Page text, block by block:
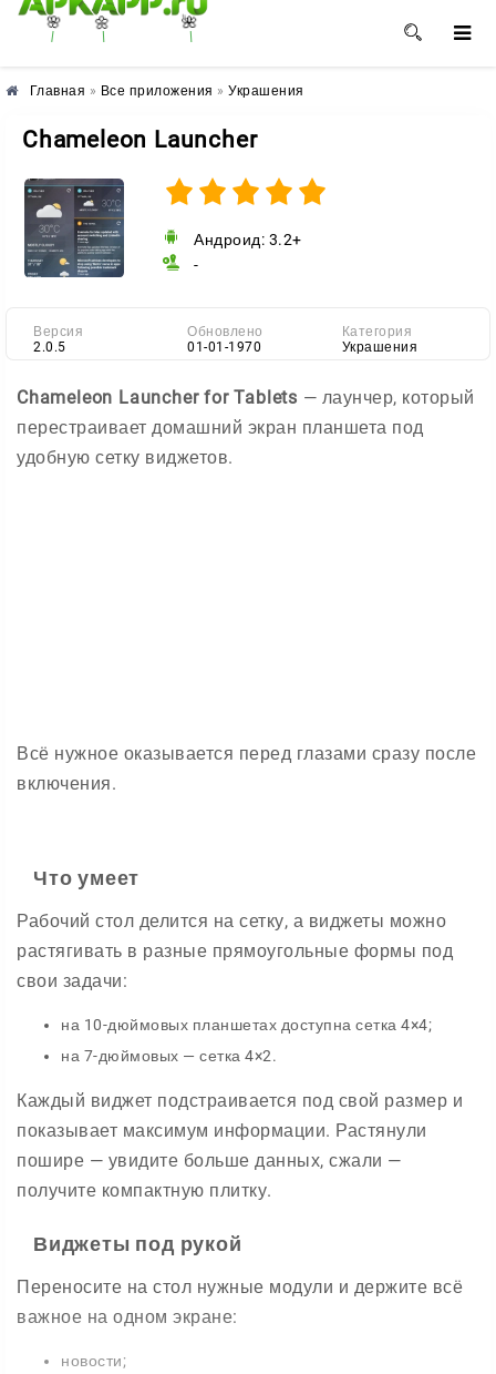
🌸 🌼 🌺
Главная » Все приложения » Украшения
Chameleon Launcher
Андроид: 3.2+
-
Версия
2.0.5
Обновлено
01-01-1970
Категория
Украшения
Chameleon Launcher for Tablets — лаунчер, который
перестраивает домашний экран планшета под
удобную сетку виджетов.
Всё нужное оказывается перед глазами сразу после
включения.
Что умеет
Рабочий стол делится на сетку, а виджеты можно
растягивать в разные прямоугольные формы под
свои задачи:
на 10-дюймовых планшетах доступна сетка 4×4;
на 7-дюймовых — сетка 4×2.
Каждый виджет подстраивается под свой размер и
показывает максимум информации. Растянули
пошире — увидите больше данных, сжали —
получите компактную плитку.
Виджеты под рукой
Переносите на стол нужные модули и держите всё
важное на одном экране:
новости;